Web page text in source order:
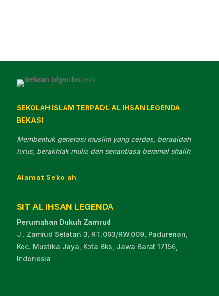
SEKOLAH ISLAM TERPADU AL IHSAN LEGENDA
BEKASI
Membentuk generasi muslim yang cerdas, beraqidah
lurus, berakhlak mulia dan senantiasa beramal shalih
Alamat Sekolah
SIT AL IHSAN LEGENDA
Perumahan Dukuh Zamrud
Jl. Zamrud Selatan 3, RT.003/RW.009, Padurenan,
Kec. Mustika Jaya, Kota Bks, Jawa Barat 17156,
Indonesia